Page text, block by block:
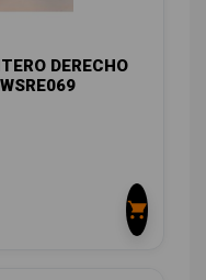
DERECHO